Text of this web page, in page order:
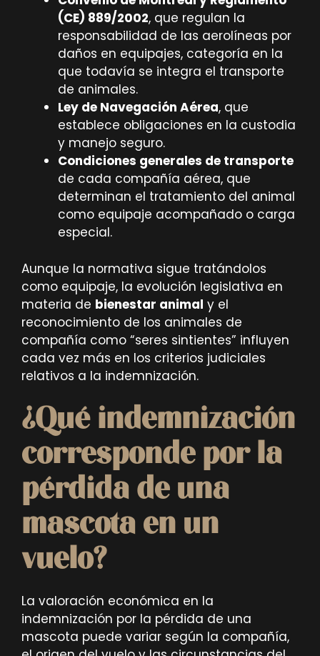
(CE) 889/2002, que regulan la
responsabilidad de las aerolíneas por
daños en equipajes, categoría en la
que todavía se integra el transporte
de animales.
Ley de Navegación Aérea, que
establece obligaciones en la custodia
y manejo seguro.
Condiciones generales de transporte
de cada compañía aérea, que
determinan el tratamiento del animal
como equipaje acompañado o carga
especial.
Aunque la normativa sigue tratándolos
como equipaje, la evolución legislativa en
materia de bienestar animal y el
reconocimiento de los animales de
compañía como “seres sintientes” influyen
cada vez más en los criterios judiciales
relativos a la indemnización.
¿Qué indemnización
corresponde por la
pérdida de una
mascota en un
vuelo?
La valoración económica en la
indemnización por la pérdida de una
mascota puede variar según la compañía,